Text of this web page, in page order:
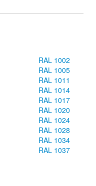
RAL 1002
RAL 1005
RAL 1011
RAL 1014
RAL 1017
RAL 1020
RAL 1024
RAL 1028
RAL 1034
RAL 1037